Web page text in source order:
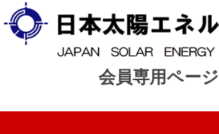
会員専用ページ
コンテンツへスキップ